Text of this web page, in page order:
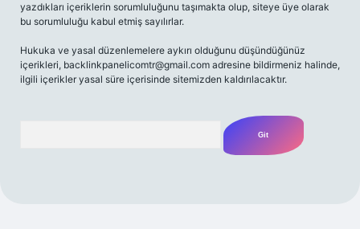
yazdıkları içeriklerin sorumluluğunu taşımakta olup, siteye üye olarak
bu sorumluluğu kabul etmiş sayılırlar.
Hukuka ve yasal düzenlemelere aykırı olduğunu düşündüğünüz
içerikleri, backlinkpanelicomtr@gmail.com adresine bildirmeniz halinde,
ilgili içerikler yasal süre içerisinde sitemizden kaldırılacaktır.